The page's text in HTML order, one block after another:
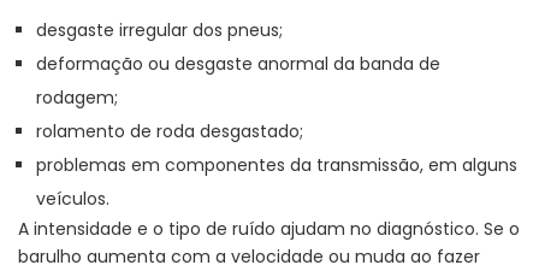
desgaste irregular dos pneus;
deformação ou desgaste anormal da banda de
rodagem;
rolamento de roda desgastado;
problemas em componentes da transmissão, em alguns
veículos.
A intensidade e o tipo de ruído ajudam no diagnóstico. Se o
barulho aumenta com a velocidade ou muda ao fazer